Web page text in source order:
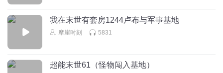
我在末世有套房1244卢布与军事基地
摩崖时刻 5831
超能末世61（怪物闯入基地）